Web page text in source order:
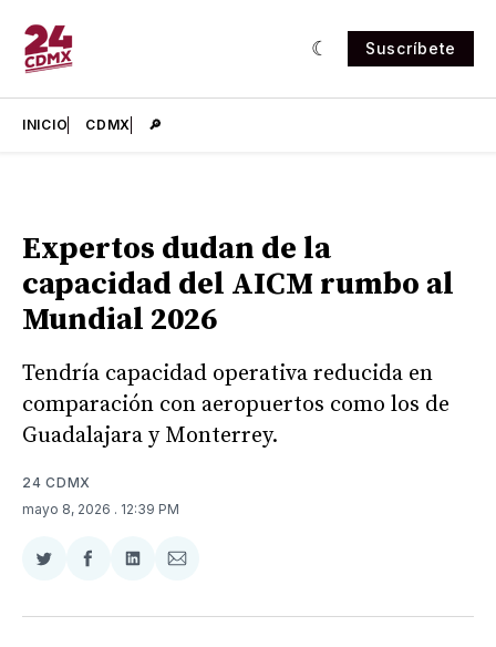
Suscríbete
INICIO CDMX 🔎
Expertos dudan de la
capacidad del AICM rumbo al
Mundial 2026
Tendría capacidad operativa reducida en
comparación con aeropuertos como los de
Guadalajara y Monterrey.
24 CDMX
mayo 8, 2026 . 12:39 PM
Compartir
Twitter
Compartir
Facebook
Compartir
LinkedIn
Compartir
Email